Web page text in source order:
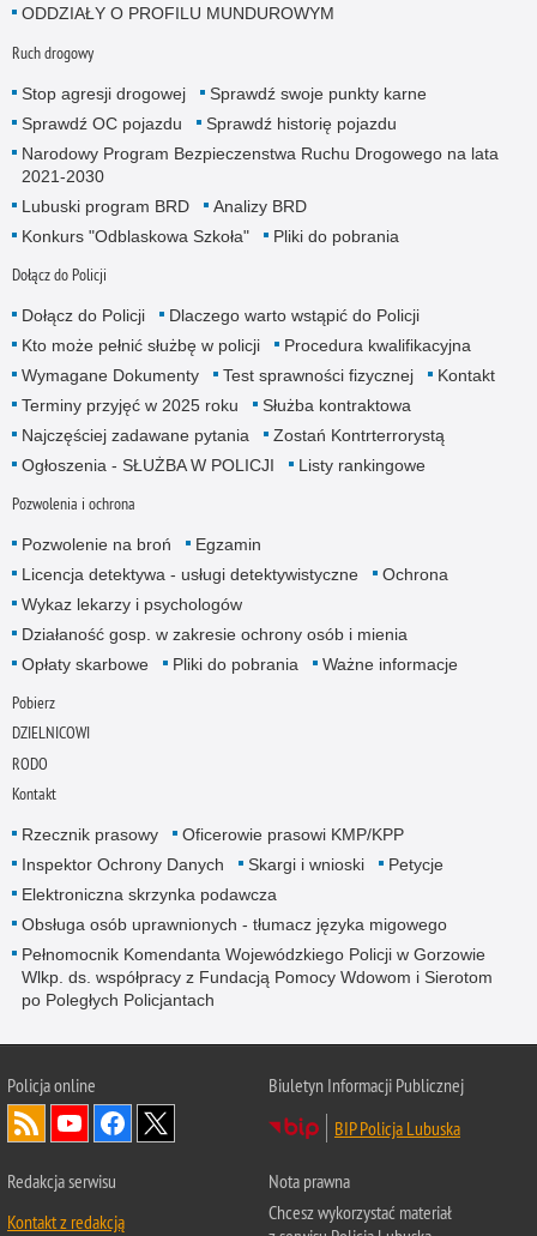
ODDZIAŁY O PROFILU MUNDUROWYM
Ruch drogowy
Stop agresji drogowej
Sprawdź swoje punkty karne
Sprawdź OC pojazdu
Sprawdź historię pojazdu
Narodowy Program Bezpieczenstwa Ruchu Drogowego na lata
2021-2030
Lubuski program BRD
Analizy BRD
Konkurs "Odblaskowa Szkoła"
Pliki do pobrania
Dołącz do Policji
Dołącz do Policji
Dlaczego warto wstąpić do Policji
Kto może pełnić służbę w policji
Procedura kwalifikacyjna
Wymagane Dokumenty
Test sprawności fizycznej
Kontakt
Terminy przyjęć w 2025 roku
Służba kontraktowa
Najczęściej zadawane pytania
Zostań Kontrterrorystą
Ogłoszenia - SŁUŻBA W POLICJI
Listy rankingowe
Pozwolenia i ochrona
Pozwolenie na broń
Egzamin
Licencja detektywa - usługi detektywistyczne
Ochrona
Wykaz lekarzy i psychologów
Działaność gosp. w zakresie ochrony osób i mienia
Opłaty skarbowe
Pliki do pobrania Ważne informacje
Pobierz
DZIELNICOWI
RODO
Kontakt
Rzecznik prasowy
Oficerowie prasowi KMP/KPP
Inspektor Ochrony Danych
Skargi i wnioski
Petycje
Elektroniczna skrzynka podawcza
Obsługa osób uprawnionych - tłumacz języka migowego
Pełnomocnik Komendanta Wojewódzkiego Policji w Gorzowie
Wlkp. ds. współpracy z Fundacją Pomocy Wdowom i Sierotom
po Poległych Policjantach
Policja online
Biuletyn Informacji Publicznej
BIP Policja Lubuska
Redakcja serwisu
Kontakt z redakcją
Nota prawna
Chcesz wykorzystać materiał